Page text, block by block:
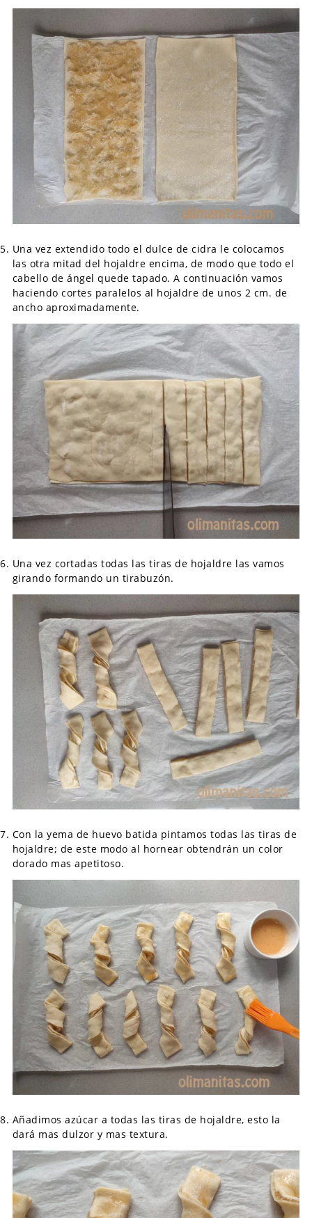
Una vez extendido todo el dulce de cidra le colocamos
las otra mitad del hojaldre encima, de modo que todo el
cabello de ángel quede tapado. A continuación vamos
haciendo cortes paralelos al hojaldre de unos 2 cm. de
ancho aproximadamente.
Una vez cortadas todas las tiras de hojaldre las vamos
girando formando un tirabuzón.
Con la yema de huevo batida pintamos todas las tiras de
hojaldre; de este modo al hornear obtendrán un color
dorado mas apetitoso.
Añadimos azúcar a todas las tiras de hojaldre, esto la
dará mas dulzor y mas textura.